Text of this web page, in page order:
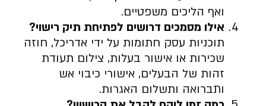
ואף הליכים משפטיים.
אילו מסמכים דרושים לפתיחת תיק רישוי?
תוכניות עסק חתומות על ידי אדריכל, חוזה
שכירות או אישור בעלות, צילום תעודת
זהות של הבעלים, אישורי כיבוי אש
ותברואה ותשלום האגרות.